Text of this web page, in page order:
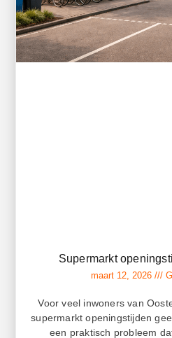
Supermarkt
maart 12, 2026
Voor veel inwoners van
supermarkt openingstijden
een praktisch probleem